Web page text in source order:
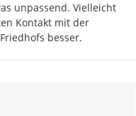
unpassend. Vielleicht
Kontakt mit der
besser.